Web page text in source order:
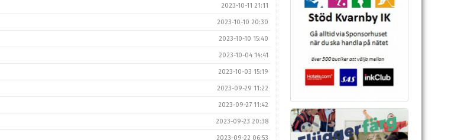
2023-10-11 21:11
2023-10-10 20:30
2023-10-10 15:40
2023-10-04 14:41
2023-10-03 15:19
2023-09-29 11:22
2023-09-27 11:42
2023-09-23 20:38
2023-09-22 06:53